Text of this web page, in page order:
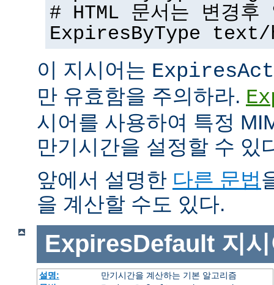
# HTML 문서는 변경후
ExpiresByType text/
이 지시어는
만 유효함을 주의하라.
시어를 사용하여 특정
만기시간을 설정할 수 있
앞에서 설명한 다른 문법
을 계산할 수도 있다.
ExpiresDefault 지
설명:
만기시간을 계산하는 기본 알고리즘